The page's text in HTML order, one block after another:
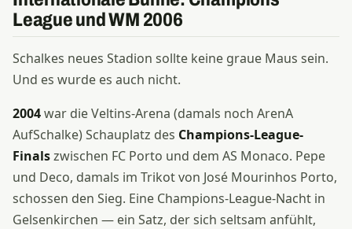
League und WM 2006
Schalkes neues Stadion sollte keine graue Maus sein.
Und es wurde es auch nicht.
2004war die Veltins-Arena (damals noch ArenA
AufSchalke) Schauplatz des Champions-League-
Finalszwischen FC Porto und dem AS Monaco. Pepe
und Deco, damals im Trikot von José Mourinhos Porto,
schossen den Sieg. Eine Champions-League-Nacht in
Gelsenkirchen — ein Satz, der sich seltsam anfühlt,